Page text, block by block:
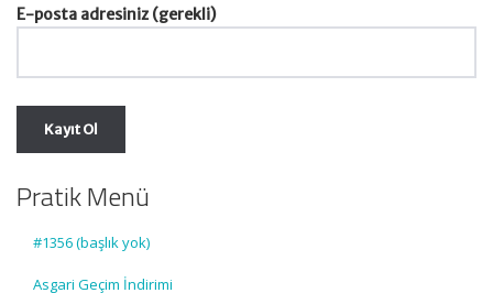
E-posta adresiniz (gerekli)
Pratik Menü
#1356 (başlık yok)
Asgari Geçim İndirimi